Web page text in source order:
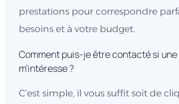
prestations pour correspondre
besoins et à votre budget.
Comment puis-je être contacté si
m’intéresse ?
C’est simple, il vous suffit soit de